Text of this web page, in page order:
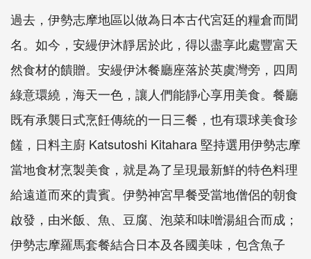
過去，伊勢志摩地區以做為日本古代宮廷的糧倉而聞
名。如今，安縵伊沐靜居於此，得以盡享此處豐富天
然食材的饋贈。安縵伊沐餐廳座落於英虞灣旁，四周
綠意環繞，海天一色，讓人們能靜心享用美食。餐廳
既有承襲日式烹飪傳統的一日三餐，也有環球美食珍
饈，日料主廚 Katsutoshi Kitahara 堅持選用伊勢志摩
當地食材烹製美食，就是為了呈現最新鮮的特色料理
給遠道而來的貴賓。伊勢神宮早餐受當地僧侶的朝食
啟發，由米飯、魚、豆腐、泡菜和味噌湯組合而成；
伊勢志摩羅馬套餐結合日本及各國美味，包含魚子